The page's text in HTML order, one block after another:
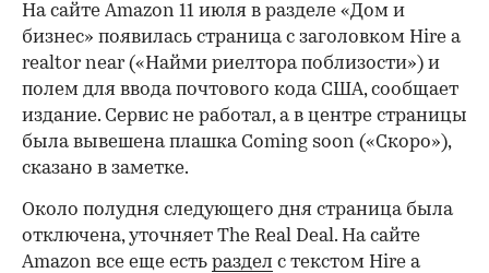
На сайте Amazon 11 июля в разделе «Дом и
бизнес» появилась страница с заголовком Hire a
realtor near («Найми риелтора поблизости») и
полем для ввода почтового кода США, сообщает
издание. Сервис не работал, а в центре страницы
была вывешена плашка Coming soon («Скоро»),
сказано в заметке.
Около полудня следующего дня страница была
отключена, уточняет The Real Deal. На сайте
Amazon все еще есть раздел с текстом Hire a